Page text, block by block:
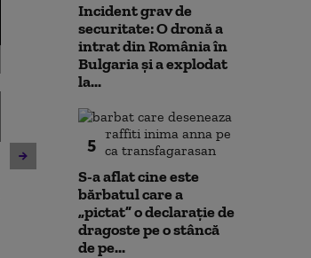
Bebeluș de 11 luni, surprins
la volan
Cum va fi
următoarele
Incident grav de
securitate: O dronă a
intrat din România în
Bulgaria şi a explodat
la...
5
S-a aflat cine este
bărbatul care a
„pictat” o declarație de
dragoste pe o stâncă
de pe...